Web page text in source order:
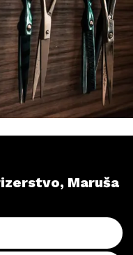
Maruša